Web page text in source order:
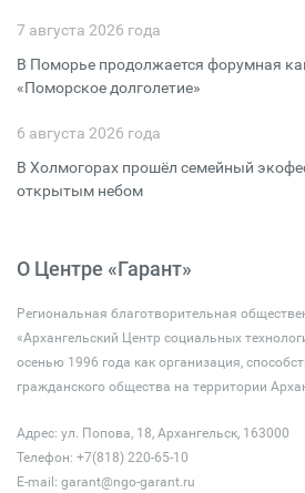
7 августа 2026 года
В Поморье продолжается форумная
«Поморское долголетие»
6 августа 2026 года
В Холмогорах прошёл семейный
открытым небом
О Центре «Гарант»
Региональная благотворительная
«Архангельский Центр социальных
осенью 1996 года как организация,
гражданского общества на территории
Адрес: ул. Попова, 18, Архангельск, 163000
Телефон: +7(818) 220-65-10
E-mail: garant@ngo-garant.ru